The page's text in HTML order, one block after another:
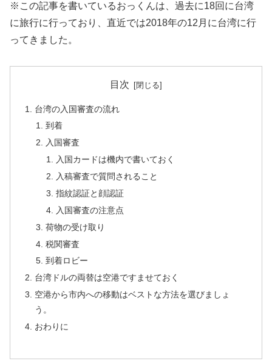
※この記事を書いているおっくんは、過去に18回に台湾
に旅行に行っており、直近では2018年の12月に台湾に行
ってきました。
目次
台湾の入国審査の流れ
到着
入国審査
入国カードは機内で書いておく
入稿審査で質問されること
指紋認証と顔認証
入国審査の注意点
荷物の受け取り
税関審査
到着ロビー
台湾ドルの両替は空港ですませておく
空港から市内への移動はベストな方法を選びましょ
う。
おわりに